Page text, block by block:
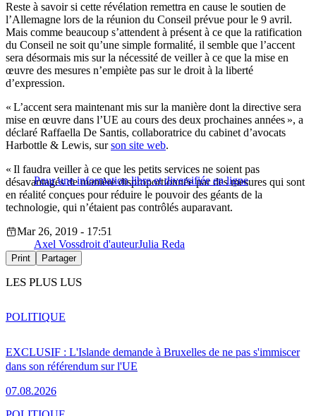
Reste à savoir si cette révélation remettra en cause le soutien de
l’Allemagne lors de la réunion du Conseil prévue pour le 9 avril.
Mais comme beaucoup s’attendent à présent à ce que la ratification
du Conseil ne soit qu’une simple formalité, il semble que l’accent
sera désormais mis sur la nécessité de veiller à ce que la mise en
œuvre des mesures n’empiète pas sur le droit à la liberté
d’expression.
« L’accent sera maintenant mis sur la manière dont la directive sera
mise en œuvre dans l’UE au cours des deux prochaines années », a
déclaré Raffaella De Santis, collaboratrice du cabinet d’avocats
Harbottle & Lewis, surson site web.
Pour une information libre et diversifiée en ligne
« Il faudra veiller à ce que les petits services ne soient pas
désavantagés de manière disproportionnée par des mesures qui sont
en réalité conçues pour réduire le pouvoir des géants de la
technologie, qui n’étaient pas contrôlés auparavant.
Mar 26, 2019 - 17:51
Axel Vossdroit d'auteurJulia Reda
Print Partager
LES PLUS LUS
EXCLUSIF : L'Islande demande à Bruxelles de ne pas s'immiscer
dans son référendum sur l'UE
07.08.2026
POLITIQUE